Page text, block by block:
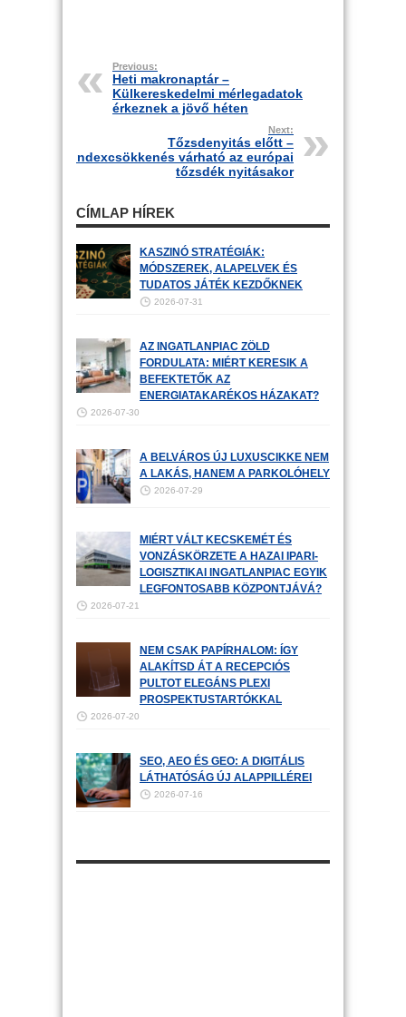
Previous:
Heti makronaptár –
Külkereskedelmi mérlegadatok
érkeznek a jövő héten
Next:
Tőzsdenyitás előtt –
Indexcsökkenés várható az európai
tőzsdék nyitásakor
CÍMLAP HÍREK
KASZINÓ STRATÉGIÁK:
MÓDSZEREK, ALAPELVEK ÉS
TUDATOS JÁTÉK KEZDŐKNEK
2026-07-31
AZ INGATLANPIAC ZÖLD
FORDULATA: MIÉRT KERESIK A
BEFEKTETŐK AZ
ENERGIATAKARÉKOS HÁZAKAT?
2026-07-30
A BELVÁROS ÚJ LUXUSCIKKE NEM
A LAKÁS, HANEM A PARKOLÓHELY
2026-07-29
MIÉRT VÁLT KECSKEMÉT ÉS
VONZÁSKÖRZETE A HAZAI IPARI-
LOGISZTIKAI INGATLANPIAC EGYIK
LEGFONTOSABB KÖZPONTJÁVÁ?
2026-07-21
NEM CSAK PAPÍRHALOM: ÍGY
ALAKÍTSD ÁT A RECEPCIÓS
PULTOT ELEGÁNS PLEXI
PROSPEKTUSTARTÓKKAL
2026-07-20
SEO, AEO ÉS GEO: A DIGITÁLIS
LÁTHATÓSÁG ÚJ ALAPPILLÉREI
2026-07-16